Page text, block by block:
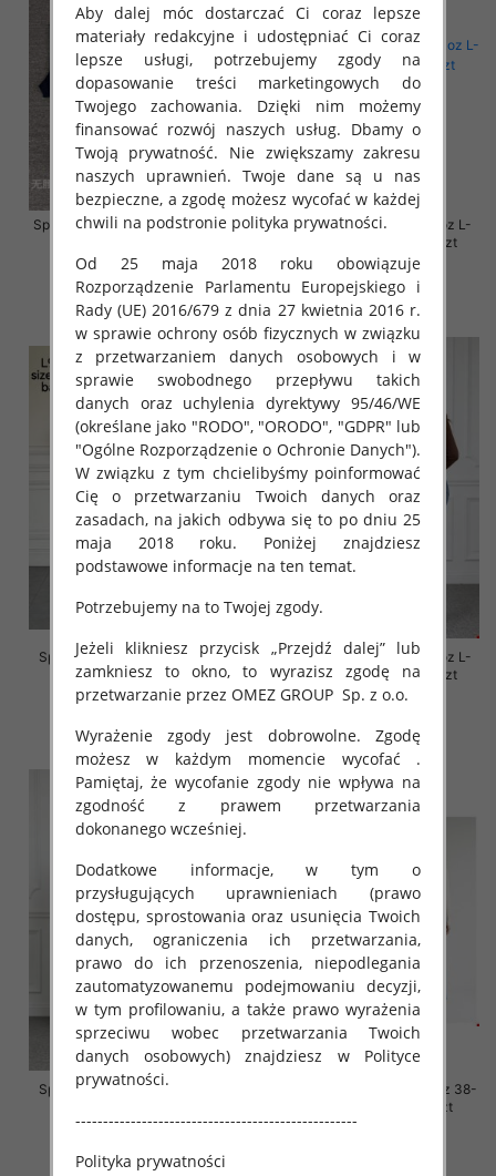
Spodnie damskie jeansy Roz 30-
57.00 zł
szczegóły
Spodnie damskie jeansy Roz L-
4XL, 1 Kolor Paczka 12 szt
54.00 zł
szczegóły
Spodnie damskie jeansy Roz L-
4XL, 1 Kolor Paczka 12 szt
54.00 zł
szczegóły
Spodnie damskie jeansy Roz L-
4XL, 1 Kolor Paczka 12 szt
54.00 zł
szczegóły
Spodnie damskie jeansy Roz L-
szczegóły
Spodnie damskie jeansy Roz 38-
48, 1 Kolor Paczka 12 szt
Aby dalej móc dostarczać Ci coraz lepsze
materiały redakcyjne i udostępniać Ci coraz
lepsze usługi, potrzebujemy zgody na
dopasowanie treści marketingowych do
Twojego zachowania. Dzięki nim możemy
finansować rozwój naszych usług. Dbamy o
Twoją prywatność. Nie zwiększamy zakresu
naszych uprawnień. Twoje dane są u nas
bezpieczne, a zgodę możesz wycofać w każdej
chwili na podstronie polityka prywatności.
Od 25 maja 2018 roku obowiązuje
Rozporządzenie Parlamentu Europejskiego i
Rady (UE) 2016/679 z dnia 27 kwietnia 2016 r.
w sprawie ochrony osób fizycznych w związku
z przetwarzaniem danych osobowych i w
sprawie swobodnego przepływu takich
danych oraz uchylenia dyrektywy 95/46/WE
(określane jako "RODO", "ORODO", "GDPR" lub
"Ogólne Rozporządzenie o Ochronie Danych").
W związku z tym chcielibyśmy poinformować
Cię o przetwarzaniu Twoich danych oraz
zasadach, na jakich odbywa się to po dniu 25
maja 2018 roku. Poniżej znajdziesz
podstawowe informacje na ten temat.
Potrzebujemy na to Twojej zgody.
Jeżeli klikniesz przycisk „Przejdź dalej” lub
zamkniesz to okno, to wyrazisz zgodę na
przetwarzanie przez OMEZ GROUP Sp. z o.o.
Wyrażenie zgody jest dobrowolne. Zgodę
możesz w każdym momencie wycofać .
Pamiętaj, że wycofanie zgody nie wpływa na
zgodność z prawem przetwarzania
dokonanego wcześniej.
Dodatkowe informacje, w tym o
przysługujących uprawnieniach (prawo
dostępu, sprostowania oraz usunięcia Twoich
danych, ograniczenia ich przetwarzania,
prawo do ich przenoszenia, niepodlegania
zautomatyzowanemu podejmowaniu decyzji,
w tym profilowaniu, a także prawo wyrażenia
sprzeciwu wobec przetwarzania Twoich
danych osobowych) znajdziesz w Polityce
prywatności.
---------------------------------------------------
Polityka prywatności